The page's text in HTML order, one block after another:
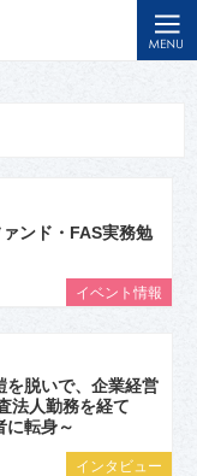
します。
プ
イベント情報
ァンド・FAS実務勉
インタビュー
を脱いで、企業経営
法人勤務を経て
に転身～